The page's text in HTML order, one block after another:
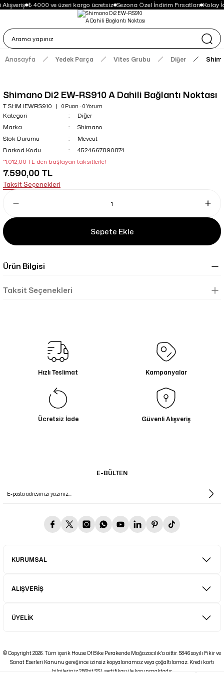
₺ 4000 ve üzeri kargo ücretsiz Sezona Özel İndirim Fırsatları Kolay
Anasayfa Yedek Parça Vites Grubu Diğer
Shimano Di2 EW-RS910 A Dahili Bağlantı Noktası
T SHM IEWRS910 0 Puan - 0 Yorum
Kategori
Diğer
Marka
Shimano
Stok Durumu
Mevcut
Barkod Kodu
4524667890874
*1.012,00 TL den başlayan taksitlerle!
7.590,00 TL
Taksit Seçenekleri
Sepete Ekle
Ürün Bilgisi
Taksit Seçenekleri
Hızlı Teslimat Kampanyalar
Ücretsiz İade Güvenli Alışveriş
E-BÜLTEN
KURUMSAL
ALIŞVERİŞ
ÜYELİK
© Copyright 2026. Tüm içerik House Of Bike Perakende Mağazacılık'a aittir. 5846 sayılı Fikir ve
Sanat Eserleri Kanunu gereğince izinsiz kopyalanamaz veya çoğaltılamaz. Kredi kartı
bilgileriniz 256bit SSL sertifikası ile korunmaktadır.